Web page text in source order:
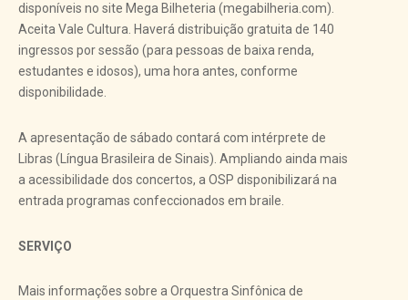
disponíveis no site Mega Bilheteria (megabilheria.com).
Aceita Vale Cultura. Haverá distribuição gratuita de 140
ingressos por sessão (para pessoas de baixa renda,
estudantes e idosos), uma hora antes, conforme
disponibilidade.
A apresentação de sábado contará com intérprete de
Libras (Língua Brasileira de Sinais). Ampliando ainda mais
a acessibilidade dos concertos, a OSP disponibilizará na
entrada programas confeccionados em braile.
SERVIÇO
Mais informações sobre a Orquestra Sinfônica de